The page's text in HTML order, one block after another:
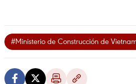
#Ministerio de Construcción de